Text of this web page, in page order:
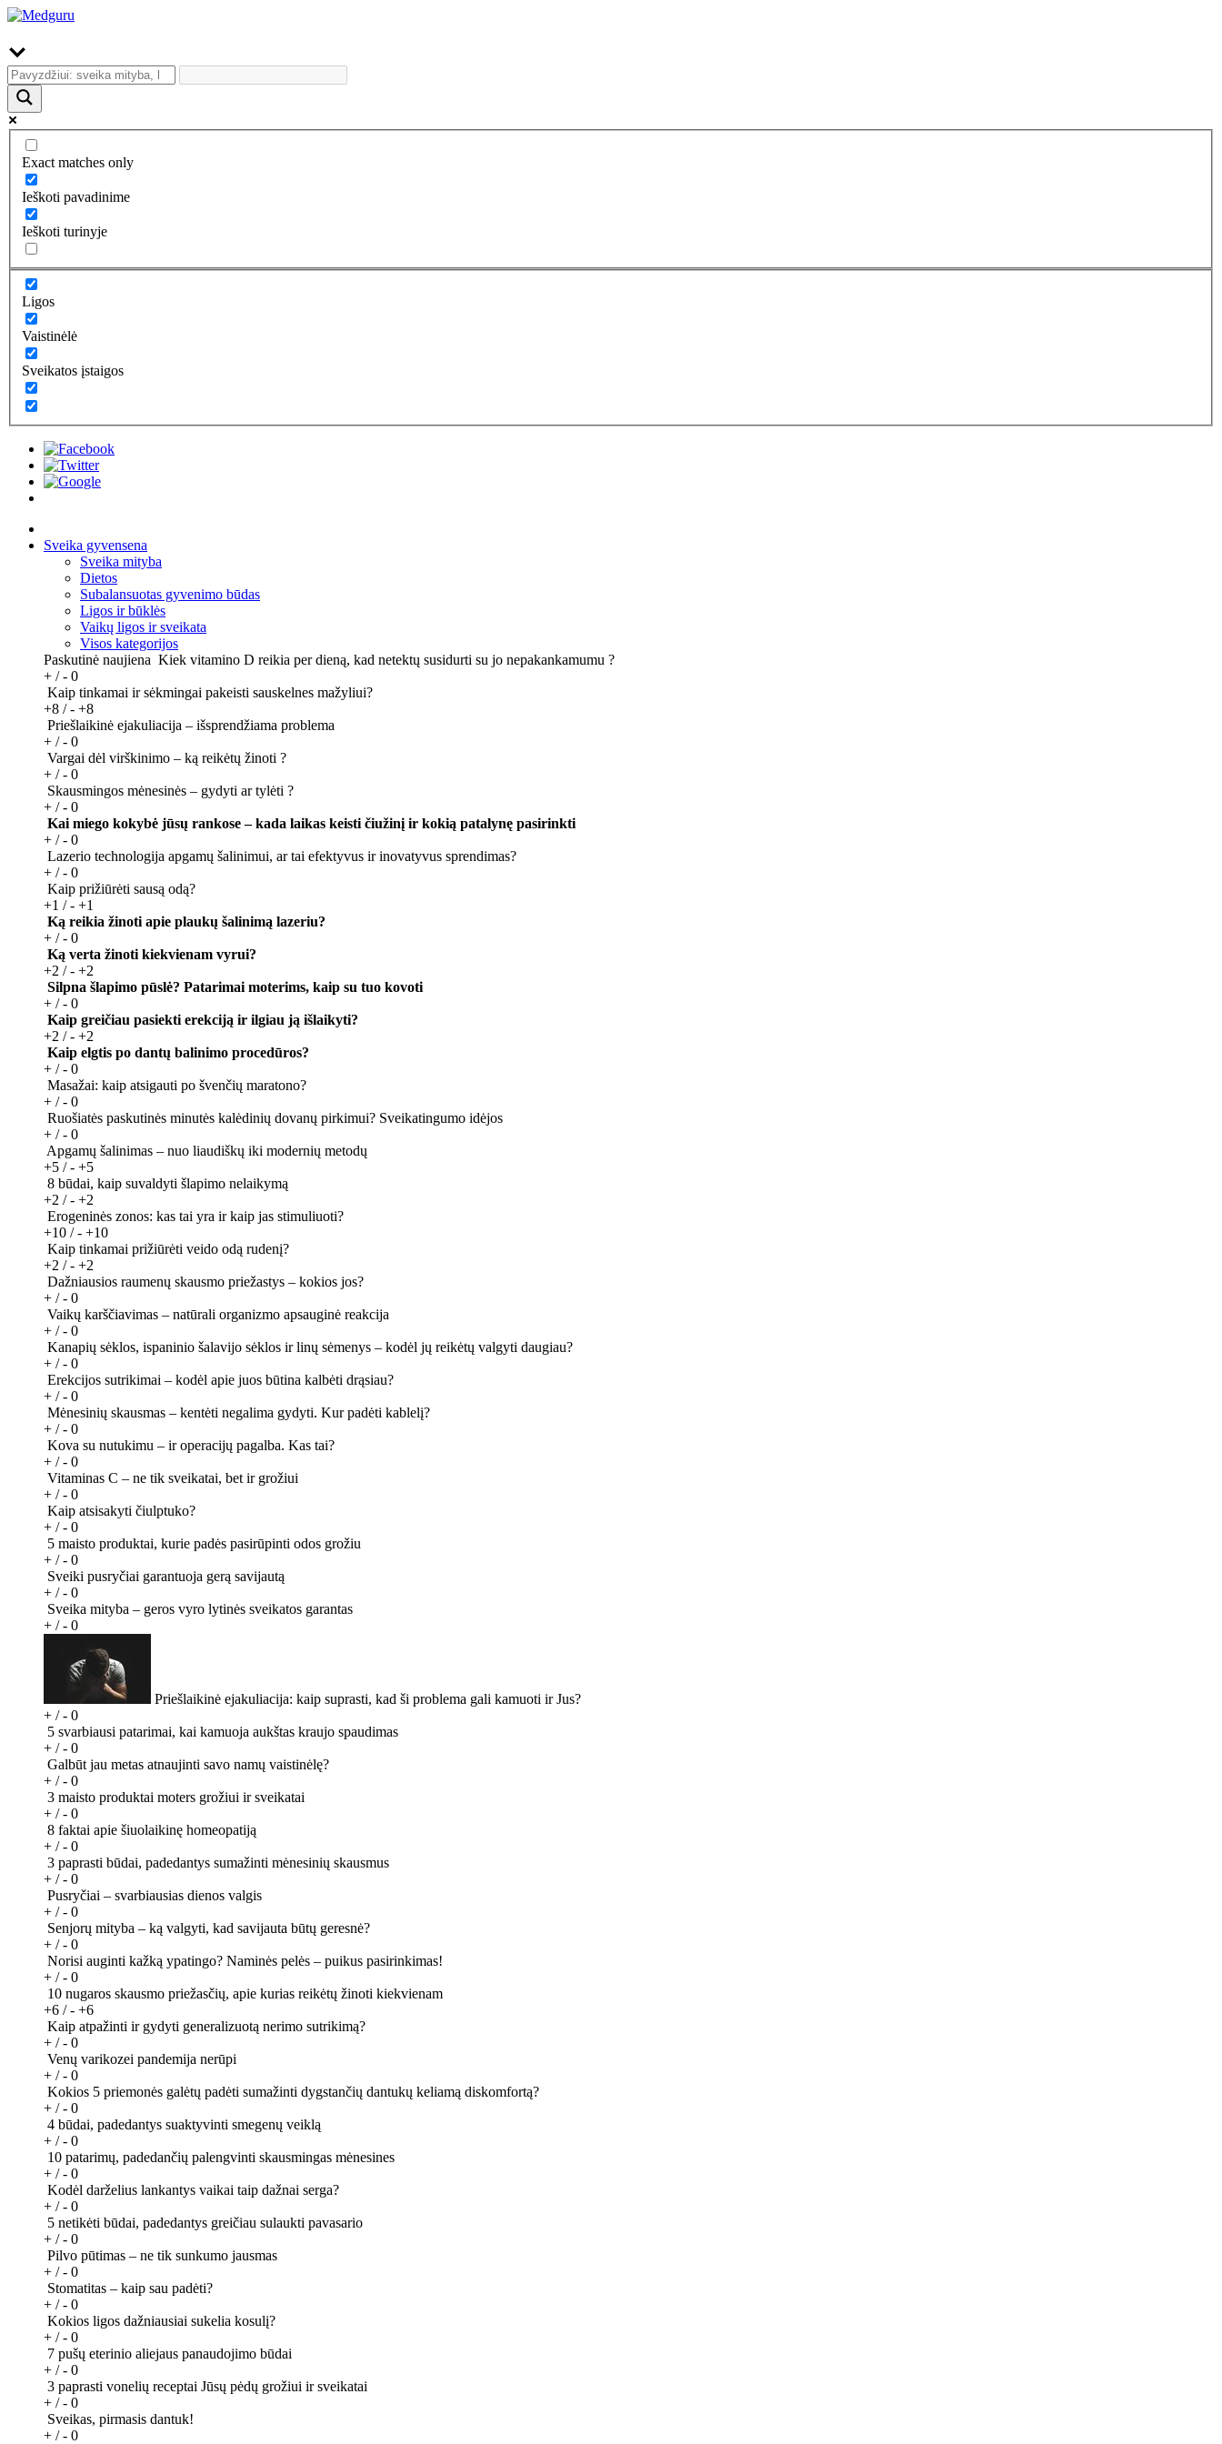
Exact matches only
Ieškoti pavadinime
Ieškoti turinyje
Ligos
Vaistinėlė
Sveikatos įstaigos
Sveika gyvensena
Sveika mityba
Dietos
Subalansuotas gyvenimo būdas
Ligos ir būklės
Vaikų ligos ir sveikata
Visos kategorijos
Paskutinė naujiena Kiek vitamino D reikia per dieną, kad netektų susidurti su jo nepakankamumu ?
+ / - 0
Kaip tinkamai ir sėkmingai pakeisti sauskelnes mažyliui?
+8 / - +8
Priešlaikinė ejakuliacija – išsprendžiama problema
+ / - 0
Vargai dėl virškinimo – ką reikėtų žinoti ?
+ / - 0
Skausmingos mėnesinės – gydyti ar tylėti ?
+ / - 0
Kai miego kokybė jūsų rankose – kada laikas keisti čiužinį ir kokią patalynę pasirinkti
+ / - 0
Lazerio technologija apgamų šalinimui, ar tai efektyvus ir inovatyvus sprendimas?
+ / - 0
Kaip prižiūrėti sausą odą?
+1 / - +1
Ką reikia žinoti apie plaukų šalinimą lazeriu?
+ / - 0
Ką verta žinoti kiekvienam vyrui?
+2 / - +2
Silpna šlapimo pūslė? Patarimai moterims, kaip su tuo kovoti
+ / - 0
Kaip greičiau pasiekti erekciją ir ilgiau ją išlaikyti?
+2 / - +2
Kaip elgtis po dantų balinimo procedūros?
+ / - 0
Masažai: kaip atsigauti po švenčių maratono?
+ / - 0
Ruošiatės paskutinės minutės kalėdinių dovanų pirkimui? Sveikatingumo idėjos
+ / - 0
Apgamų šalinimas – nuo liaudiškų iki modernių metodų
+5 / - +5
8 būdai, kaip suvaldyti šlapimo nelaikymą
+2 / - +2
Erogeninės zonos: kas tai yra ir kaip jas stimuliuoti?
+10 / - +10
Kaip tinkamai prižiūrėti veido odą rudenį?
+2 / - +2
Dažniausios raumenų skausmo priežastys – kokios jos?
+ / - 0
Vaikų karščiavimas – natūrali organizmo apsauginė reakcija
+ / - 0
Kanapių sėklos, ispaninio šalavijo sėklos ir linų sėmenys – kodėl jų reikėtų valgyti daugiau?
+ / - 0
Erekcijos sutrikimai – kodėl apie juos būtina kalbėti drąsiau?
+ / - 0
Mėnesinių skausmas – kentėti negalima gydyti. Kur padėti kablelį?
+ / - 0
Kova su nutukimu – ir operacijų pagalba. Kas tai?
+ / - 0
Vitaminas C – ne tik sveikatai, bet ir grožiui
+ / - 0
Kaip atsisakyti čiulptuko?
+ / - 0
5 maisto produktai, kurie padės pasirūpinti odos grožiu
+ / - 0
Sveiki pusryčiai garantuoja gerą savijautą
+ / - 0
Sveika mityba – geros vyro lytinės sveikatos garantas
+ / - 0
Priešlaikinė ejakuliacija: kaip suprasti, kad ši problema gali kamuoti ir Jus?
+ / - 0
5 svarbiausi patarimai, kai kamuoja aukštas kraujo spaudimas
+ / - 0
Galbūt jau metas atnaujinti savo namų vaistinėlę?
+ / - 0
3 maisto produktai moters grožiui ir sveikatai
+ / - 0
8 faktai apie šiuolaikinę homeopatiją
+ / - 0
3 paprasti būdai, padedantys sumažinti mėnesinių skausmus
+ / - 0
Pusryčiai – svarbiausias dienos valgis
+ / - 0
Senjorų mityba – ką valgyti, kad savijauta būtų geresnė?
+ / - 0
Norisi auginti kažką ypatingo? Naminės pelės – puikus pasirinkimas!
+ / - 0
10 nugaros skausmo priežasčių, apie kurias reikėtų žinoti kiekvienam
+6 / - +6
Kaip atpažinti ir gydyti generalizuotą nerimo sutrikimą?
+ / - 0
Venų varikozei pandemija nerūpi
+ / - 0
Kokios 5 priemonės galėtų padėti sumažinti dygstančių dantukų keliamą diskomfortą?
+ / - 0
4 būdai, padedantys suaktyvinti smegenų veiklą
+ / - 0
10 patarimų, padedančių palengvinti skausmingas mėnesines
+ / - 0
Kodėl darželius lankantys vaikai taip dažnai serga?
+ / - 0
5 netikėti būdai, padedantys greičiau sulaukti pavasario
+ / - 0
Pilvo pūtimas – ne tik sunkumo jausmas
+ / - 0
Stomatitas – kaip sau padėti?
+ / - 0
Kokios ligos dažniausiai sukelia kosulį?
+ / - 0
7 pušų eterinio aliejaus panaudojimo būdai
+ / - 0
3 paprasti vonelių receptai Jūsų pėdų grožiui ir sveikatai
+ / - 0
Sveikas, pirmasis dantuk!
+ / - 0